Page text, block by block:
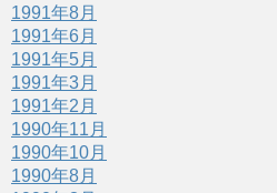
1991年8月
1991年6月
1991年5月
1991年3月
1991年2月
1990年11月
1990年10月
1990年8月